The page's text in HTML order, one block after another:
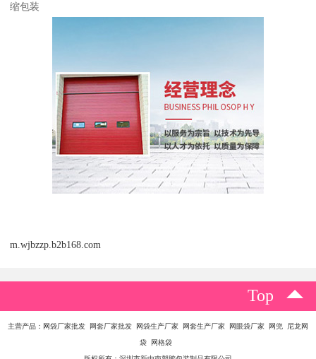
缩包装
m.wjbzzp.b2b168.com
Top
主营产品：网袋厂家批发 网套厂家批发 网袋生产厂家 网套生产厂家 网眼袋厂家 网兜 尼龙网
袋 网格袋